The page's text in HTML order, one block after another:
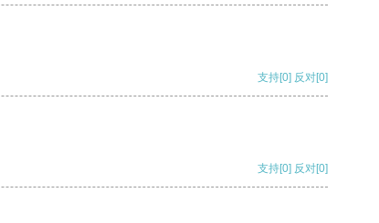
支持[0] 反对[0]
支持[0] 反对[0]